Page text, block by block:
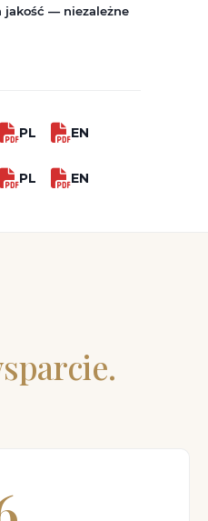
jakość — niezależne
PL EN
PL EN